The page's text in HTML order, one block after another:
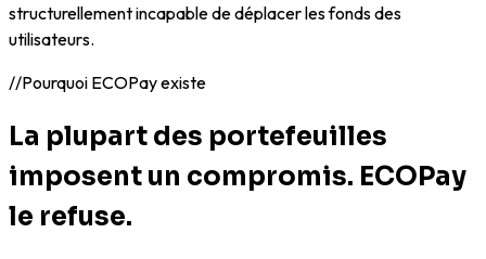
structurellement incapable de déplacer les fonds des
utilisateurs.
//Pourquoi ECOPay existe
La plupart des portefeuilles
imposent un compromis. ECOPay
le refuse.